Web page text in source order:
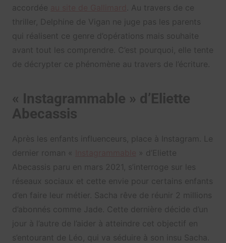
accordée
. Au travers de ce
thriller, Delphine de Vigan ne juge pas les parents
qui réalisent ce genre d’opérations mais souhaite
avant tout les comprendre. C’est pourquoi, elle tente
de décrypter ce phénomène au travers de l’écriture.
« Instagrammable » d’Eliette
Abecassis
Après les enfants influenceurs, place à Instagram. Le
dernier roman «
» d’Eliette
Abecassis paru en mars 2021, s’interroge sur les
réseaux sociaux et cette envie pour certains enfants
d’en faire leur métier. Sacha rêve de réunir 2 millions
d’abonnés comme Jade. Cette dernière décide d’un
jour à l’autre de l’aider à atteindre cet objectif en
s’entourant de Léo, qui va séduire à son insu Sacha.